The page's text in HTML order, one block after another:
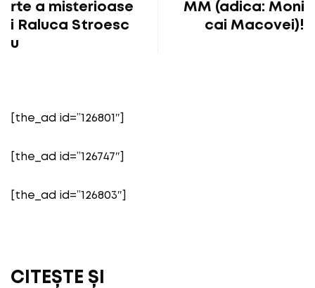
rte a misterioase
i Raluca Stroesc
u
MM (adica: Moni
cai Macovei)!
[the_ad id=”126801″]
[the_ad id=”126747″]
[the_ad id=”126803″]
CITEȘTE ȘI